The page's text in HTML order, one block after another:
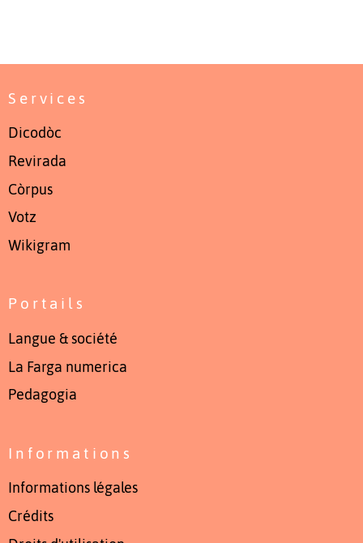
Services
Dicodòc
Revirada
Còrpus
Votz
Wikigram
Portails
Langue & société
La Farga numerica
Pedagogia
Informations
Informations légales
Crédits